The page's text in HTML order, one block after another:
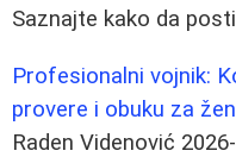
Saznajte kako da
Profesionalni vojnik:
provere i obuku za
Raden Videnović